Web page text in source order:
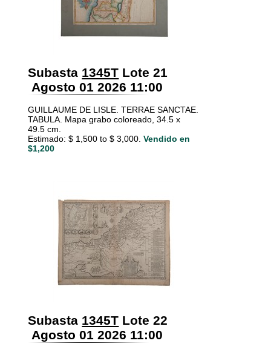
Subasta 1345T Lote 21
Agosto 01 2026 11:00
GUILLAUME DE LISLE. TERRAE SANCTAE.
TABULA. Mapa grabo coloreado, 34.5 x
49.5 cm.
Estimado: $ 1,500 to $ 3,000. Vendido en
$1,200
Subasta 1345T Lote 22
Agosto 01 2026 11:00